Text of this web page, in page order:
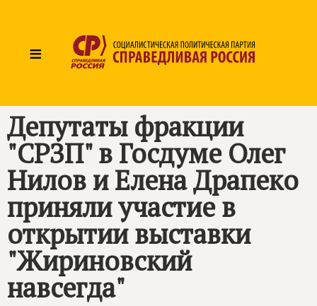
≡
Депутаты фракции
"СРЗП" в Госдуме Олег
Нилов и Елена Драпеко
приняли участие в
открытии выставки
"Жириновский
навсегда"